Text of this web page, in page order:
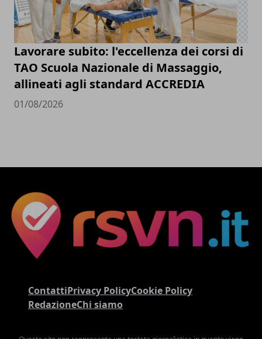
Lavorare subito: l'eccellenza dei corsi di
TAO Scuola Nazionale di Massaggio,
allineati agli standard ACCREDIA
01/08/2026
ContattiPrivacy PolicyCookie Policy
RedazioneChi siamo